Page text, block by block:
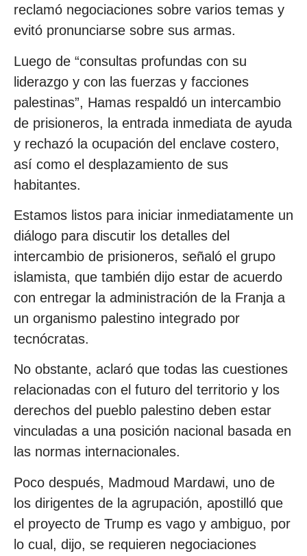
reclamó negociaciones sobre varios temas y
evitó pronunciarse sobre sus armas.
Luego de “consultas profundas con su
liderazgo y con las fuerzas y facciones
palestinas”, Hamas respaldó un intercambio
de prisioneros, la entrada inmediata de ayuda
y rechazó la ocupación del enclave costero,
así como el desplazamiento de sus
habitantes.
Estamos listos para iniciar inmediatamente un
diálogo para discutir los detalles del
intercambio de prisioneros, señaló el grupo
islamista, que también dijo estar de acuerdo
con entregar la administración de la Franja a
un organismo palestino integrado por
tecnócratas.
No obstante, aclaró que todas las cuestiones
relacionadas con el futuro del territorio y los
derechos del pueblo palestino deben estar
vinculadas a una posición nacional basada en
las normas internacionales.
Poco después, Madmoud Mardawi, uno de
los dirigentes de la agrupación, apostilló que
el proyecto de Trump es vago y ambiguo, por
lo cual, dijo, se requieren negociaciones